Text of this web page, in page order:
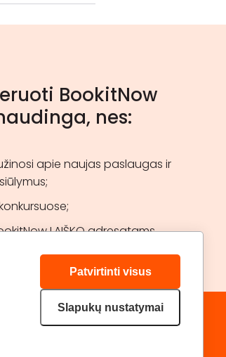
Patvirtinti visus
Slapukų nustatymai
BookitNow
nes:
apie naujas paslaugas ir
LAIŠKO adresatams
DRAUGAUKIME: